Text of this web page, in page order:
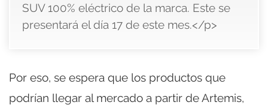
SUV 100% eléctrico de la marca. Este se
presentará el día 17 de este mes.</p>
Por eso, se espera que los productos que
podrían llegar al mercado a partir de Artemis,